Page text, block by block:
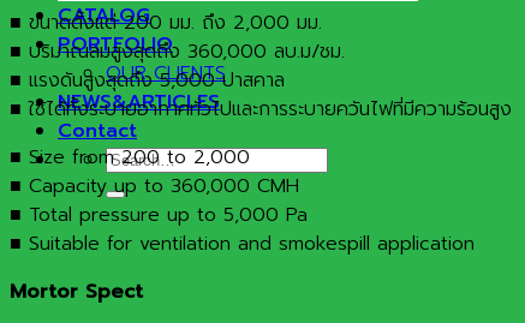
CATALOG
PORTFOLIO
OUR CLIENTS
NEWS&ARTICLES
Contact
Search
for:
■ ขนาดตั้งแต่ 200 มม. ถึง 2,000 มม.
■ ปริมาณลมสูงสุดถึง 360,000 ลบ.ม/ชม.
■ แรงดันสูงสุดถึง 5,000 ปาสคาล
■ ใช้ได้ทั้งระบายอากาศทั่วไปและการระบายควันไฟที่มีความร้อนสูง
■ Size from 200 to 2,000
■ Capacity up to 360,000 CMH
■ Total pressure up to 5,000 Pa
■ Suitable for ventilation and smokespill application
Mortor Spect